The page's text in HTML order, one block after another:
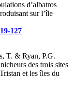
d’albatros
sur l’île
127
T. & Ryan, P.G.
des trois sites
et les îles du